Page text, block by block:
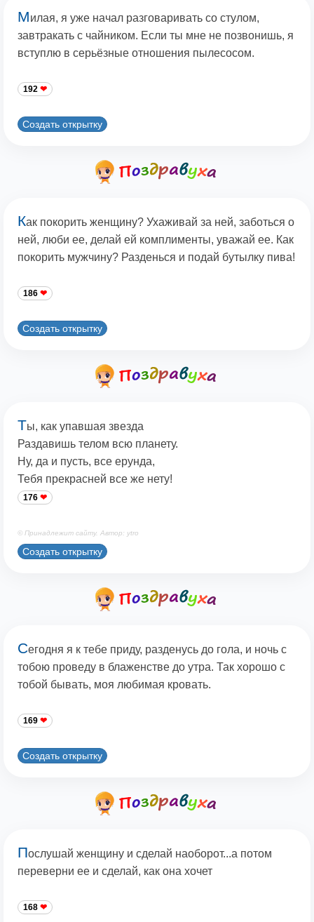
Милая, я уже начал разговаривать со стулом,
завтракать с чайником. Если ты мне не позвонишь, я
вступлю в серьёзные отношения пылесосом.
192
Создать открытку
Как покорить женщину? Ухаживай за ней, заботься о
ней, люби ее, делай ей комплименты, уважай ее. Как
покорить мужчину? Разденься и подай бутылку пива!
186
Создать открытку
Ты, как упавшая звезда
Раздавишь телом всю планету.
Ну, да и пусть, все ерунда,
Тебя прекрасней все же нету!
176
© Принадлежит сайту. Автор: ytro
Создать открытку
Сегодня я к тебе приду, разденусь до гола, и ночь с
тобою проведу в блаженстве до утра. Так хорошо с
тобой бывать, моя любимая кровать.
169
Создать открытку
Послушай женщину и сделай наоборот...а потом
переверни ее и сделай, как она хочет
168